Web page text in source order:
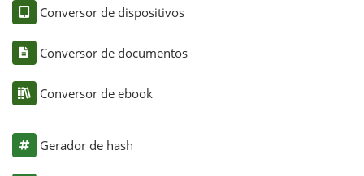
Conversor de dispositivos
Conversor de documentos
Conversor de ebook
Gerador de hash